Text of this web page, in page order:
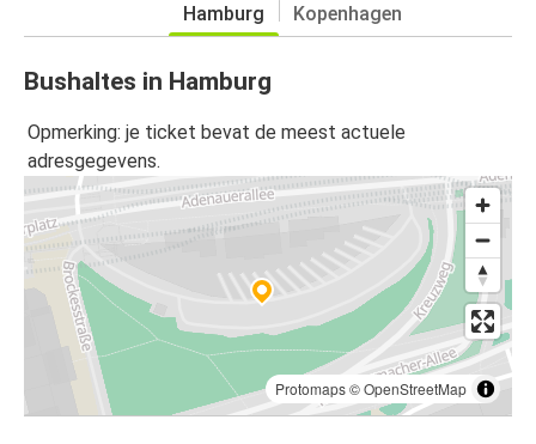
Hamburg Kopenhagen
Bushaltes in Hamburg
Opmerking: je ticket bevat de meest actuele
adresgegevens.
Protomaps©OpenStreetMap